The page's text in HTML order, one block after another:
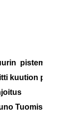
pistemäärtä
kuution
Tuomiselta)